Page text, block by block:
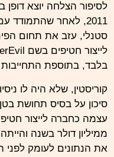
לסיפור הצלחה יוצא
2011, לאחר
סטנלי, עזב את תחום
בלבד, בתוספת התחייבות עתידית של
קוריסטין, שלא היה לו
עצמה כחברה לייצור
ממיליון דולר בשנה
את הנתונים לעומק לפני